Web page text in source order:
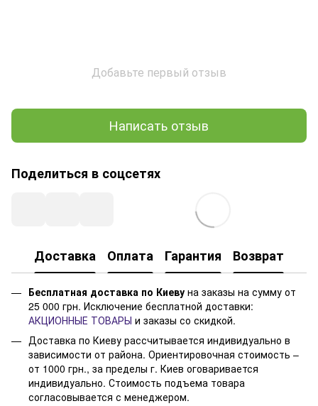
Добавьте первый отзыв
Написать отзыв
Поделиться в соцсетях
Доставка Оплата Гарантия Возврат
Бесплатная доставка по Киеву на заказы на сумму от
25 000 грн. Исключение бесплатной доставки:
АКЦИОННЫЕ ТОВАРЫ и заказы со скидкой.
Доставка по Киеву рассчитывается индивидуально в
зависимости от района. Ориентировочная стоимость –
от 1000 грн., за пределы г. Киев оговаривается
индивидуально. Стоимость подъема товара
согласовывается с менеджером.